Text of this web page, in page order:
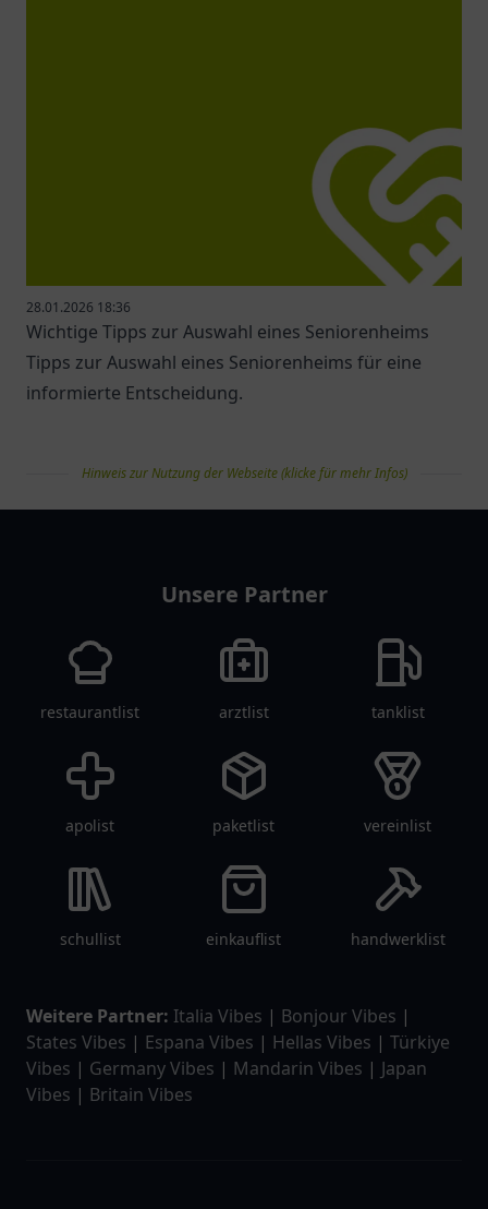
28.01.2026 18:36
Wichtige Tipps zur Auswahl eines Seniorenheims
Tipps zur Auswahl eines Seniorenheims für eine
informierte Entscheidung.
Hinweis zur Nutzung der Webseite (klicke für mehr Infos)
Unsere Partner
restaurantlist arztlist tanklist
apolist paketlist vereinlist
schullist einkauflist handwerklist
Weitere Partner: Italia Vibes | Bonjour Vibes |
States Vibes | Espana Vibes | Hellas Vibes | Türkiye
Vibes | Germany Vibes | Mandarin Vibes | Japan
Vibes | Britain Vibes